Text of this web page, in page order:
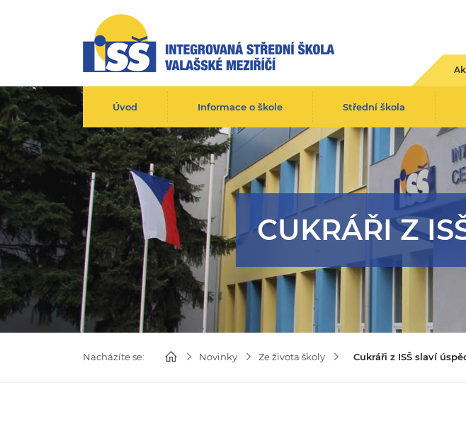
Úvod Informace o škole Střední škola
CUKRÁŘI Z
Nacházíte se: Novinky Ze života školy Cukráři z ISŠ slaví